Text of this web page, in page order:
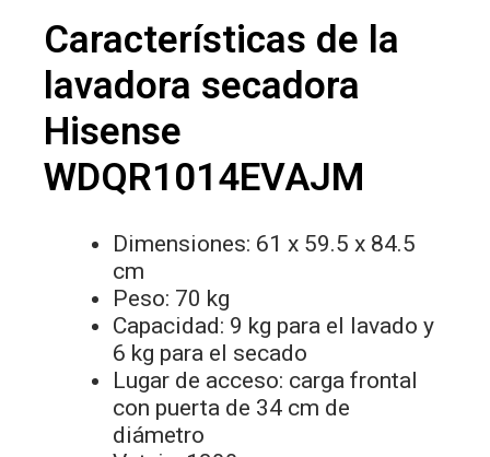
Características de la
lavadora secadora
Hisense
WDQR1014EVAJM
Dimensiones: 61 x 59.5 x 84.5
cm
Peso: 70 kg
Capacidad: 9 kg para el lavado y
6 kg para el secado
Lugar de acceso: carga frontal
con puerta de 34 cm de
diámetro